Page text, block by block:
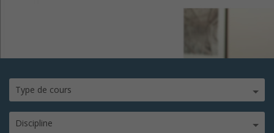
Type de cours
Discipline